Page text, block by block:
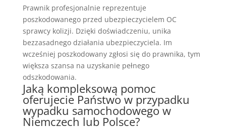
Prawnik profesjonalnie reprezentuje
poszkodowanego przed ubezpieczycielem OC
sprawcy kolizji. Dzięki doświadczeniu, unika
bezzasadnego działania ubezpieczyciela. Im
wcześniej poszkodowany zgłosi się do prawnika, tym
większa szansa na uzyskanie pełnego
odszkodowania.
Jaką kompleksową pomoc
oferujecie Państwo w przypadku
wypadku samochodowego w
Niemczech lub Polsce?